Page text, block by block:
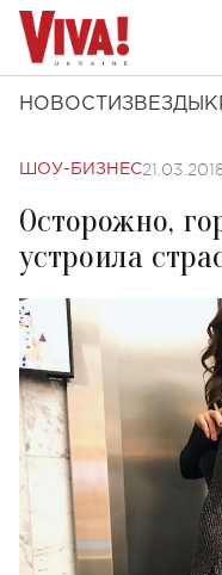
НОВОСТИ ЗВЕЗДЫ
ШОУ-БИЗНЕС
Осторожно,
устроила